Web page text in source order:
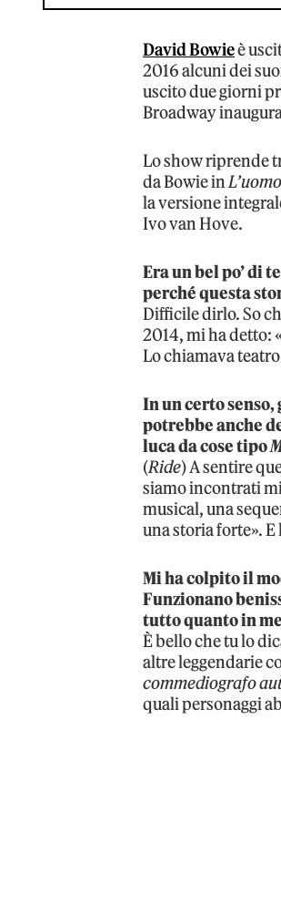
David Bowieè
2016 alcuni dei
uscito due giorni
Broadway
Lo show riprende
da Bowie in
la versione
Ivo van Hove.
Era un bel po’ di
perché questa
Difficile dirlo. So
2014, mi ha detto:
Lo chiamava
In un certo
potrebbe anche
luca da cose tipo
(Ride) A sentire
siamo incontrati mi
musical, una
una storia forte». E
Mi ha colpito il
Funzionano
tutto quanto in
È bello che tu lo
altre leggendarie
commediografo
quali personaggi